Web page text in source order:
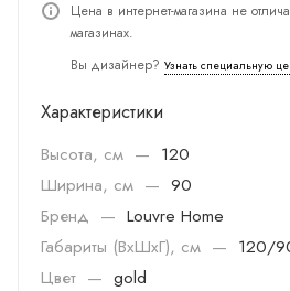
Цена в интернет-магазина не
магазинах.
Вы дизайнер? Узнать специальную
Характеристики
Высота, см — 120
Ширина, см — 90
Бренд — Louvre Home
Габариты (ВхШхГ), см — 120/
Цвет — gold